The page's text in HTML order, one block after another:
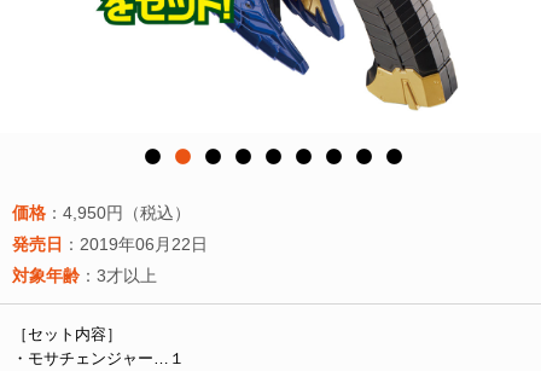
価格 ：4,950円（税込）
発売日 ：2019年06月22日
対象年齢 ：3才以上
［セット内容］
・モサチェンジャー…１